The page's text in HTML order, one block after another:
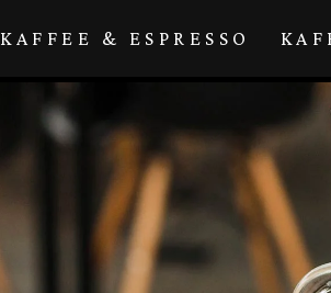
KAFFEE & ESPRESSO